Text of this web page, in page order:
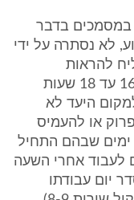
במסמכים בדבר
מדי שבוע, לא נסתרה על ידי
להראות
באמצעות מסמכים כי עבד לפעמים 16 עד 18 שעות
היעד לא
או להעמיס
ימים שבהם התחיל
בבוקר וסיים לעבוד אחרי השעה
יום עבודתו